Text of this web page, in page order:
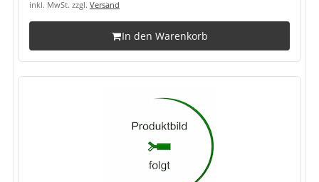
inkl. MwSt. zzgl. Versand
In den Warenkorb